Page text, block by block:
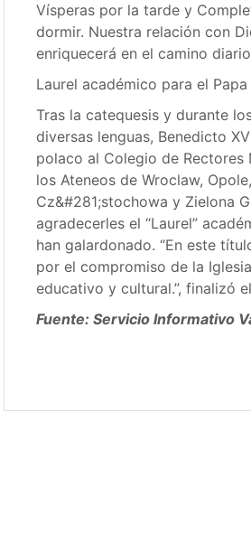
Vísperas por la tarde y
dormir. Nuestra relación con
enriquecerá en el camino diario
Laurel académico para el Papa
Tras la catequesis y durante
diversas lenguas, Benedicto
polaco al Colegio de Rectores
los Ateneos de Wroclaw, Opole,
Cz&#281;stochowa y Zielona
agradecerles el “Laurel”
han galardonado. “En este
por el compromiso de la
educativo y cultural.”, finalizó
Fuente: Servicio Informativo